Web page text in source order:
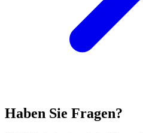
Haben Sie Fragen?